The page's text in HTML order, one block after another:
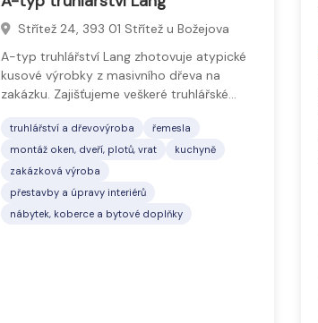
Střítež 24, 393 01 Střítež u Božejova
A-typ truhlářství Lang zhotovuje atypické
kusové výrobky z masivního dřeva na
zakázku. Zajišťujeme veškeré truhlářské…
truhlářství a dřevovýroba
řemesla
montáž oken, dveří, plotů, vrat
kuchyně
zakázková výroba
přestavby a úpravy interiérů
nábytek, koberce a bytové doplňky